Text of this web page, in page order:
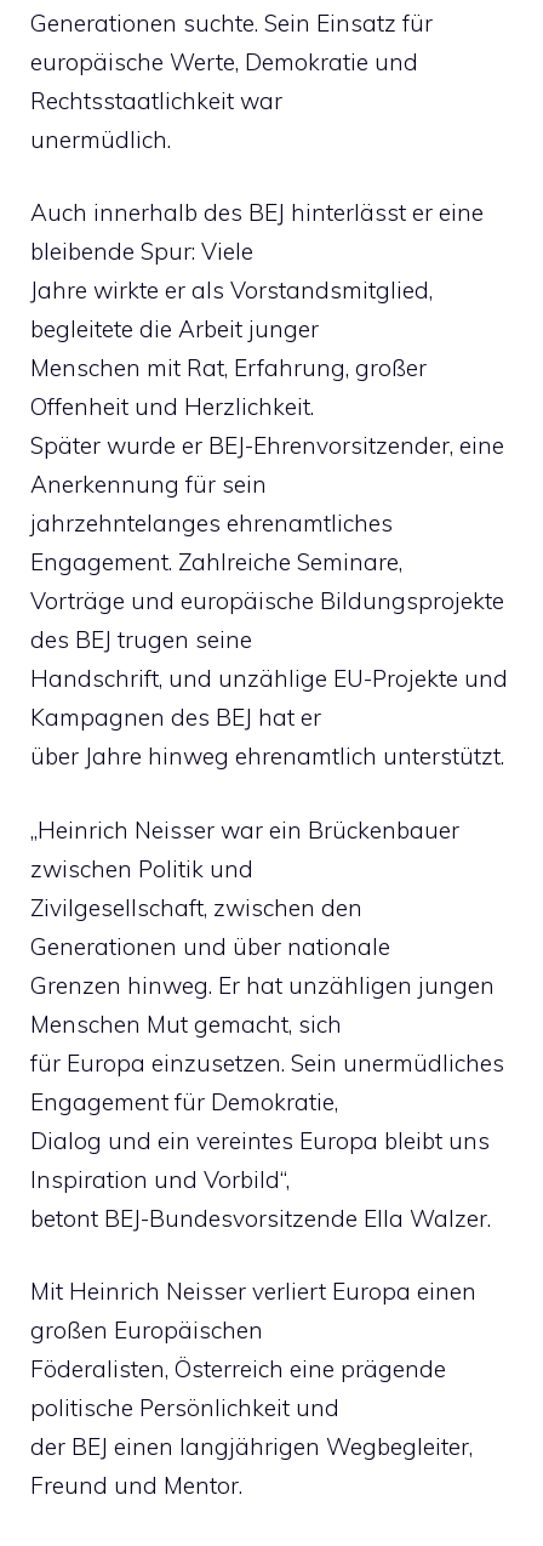
Generationen suchte. Sein Einsatz für
europäische Werte, Demokratie und
Rechtsstaatlichkeit war
unermüdlich.
Auch innerhalb des BEJ hinterlässt er eine
bleibende Spur: Viele
Jahre wirkte er als Vorstandsmitglied,
begleitete die Arbeit junger
Menschen mit Rat, Erfahrung, großer
Offenheit und Herzlichkeit.
Später wurde er BEJ-Ehrenvorsitzender, eine
Anerkennung für sein
jahrzehntelanges ehrenamtliches
Engagement. Zahlreiche Seminare,
Vorträge und europäische Bildungsprojekte
des BEJ trugen seine
Handschrift, und unzählige EU-Projekte und
Kampagnen des BEJ hat er
über Jahre hinweg ehrenamtlich unterstützt.
„Heinrich Neisser war ein Brückenbauer
zwischen Politik und
Zivilgesellschaft, zwischen den
Generationen und über nationale
Grenzen hinweg. Er hat unzähligen jungen
Menschen Mut gemacht, sich
für Europa einzusetzen. Sein unermüdliches
Engagement für Demokratie,
Dialog und ein vereintes Europa bleibt uns
Inspiration und Vorbild“,
betont BEJ-Bundesvorsitzende Ella Walzer.
Mit Heinrich Neisser verliert Europa einen
großen Europäischen
Föderalisten, Österreich eine prägende
politische Persönlichkeit und
der BEJ einen langjährigen Wegbegleiter,
Freund und Mentor.